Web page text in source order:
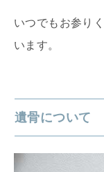
いつでもお参り
います。
遺骨について